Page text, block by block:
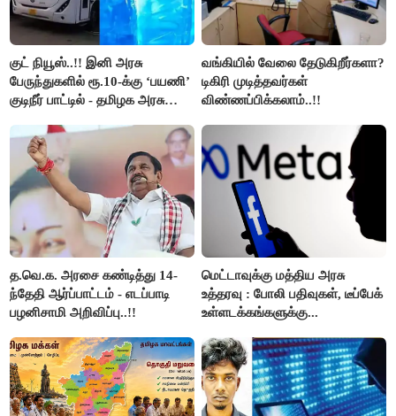
குட் நியூஸ்..!! இனி அரசு
பேருந்துகளில் ரூ.10-க்கு ‘பயணி’
குடிநீர் பாட்டில் - தமிழக அரசு
வங்கியில் வேலை தேடுகிறீர்களா?
டிகிரி முடித்தவர்கள்
விண்ணப்பிக்கலாம்..!!
த.வெ.க. அரசை கண்டித்து 14-
ந்தேதி ஆர்ப்பாட்டம் - எடப்பாடி
பழனிசாமி அறிவிப்பு..!!
மெட்டாவுக்கு மத்திய அரசு
உத்தரவு : போலி பதிவுகள், டீப்பேக்
உள்ளடக்கங்களுக்கு...